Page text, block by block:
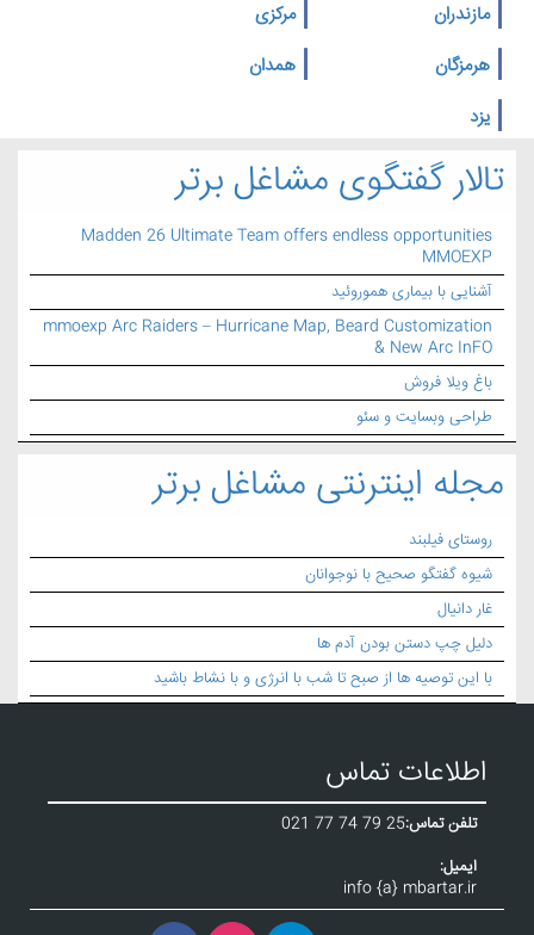
مازندران
مرکزی
هرمزگان
همدان
یزد
تالار گفتگوی مشاغل برتر
Madden 26 Ultimate Team offers endless opportunities
MMOEXP
آشنایی با بیماری هموروئید
mmoexp Arc Raiders – Hurricane Map, Beard Customization
& New Arc InFO
باغ ویلا فروش
طراحی وبسایت و سئو
مجله اینترنتی مشاغل برتر
روستای فیلبند
شیوه گفتگو صحیح با نوجوانان
غار دانیال
دلیل چپ دستن بودن آدم ها
با این توصیه ها از صبح تا شب با انرژی و با نشاط باشید
اطلاعات تماس
تلفن تماس:021 77 74 79 25
ایمیل:
info {a} mbartar.ir